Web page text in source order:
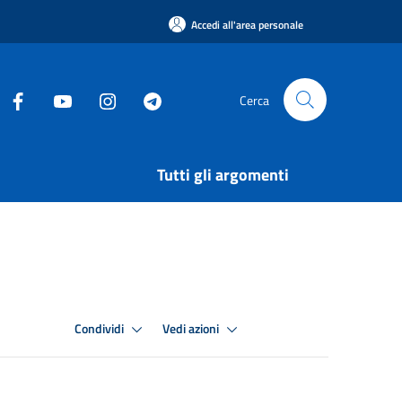
Accedi all'area personale
Cerca
Tutti gli argomenti
Condividi Vedi azioni